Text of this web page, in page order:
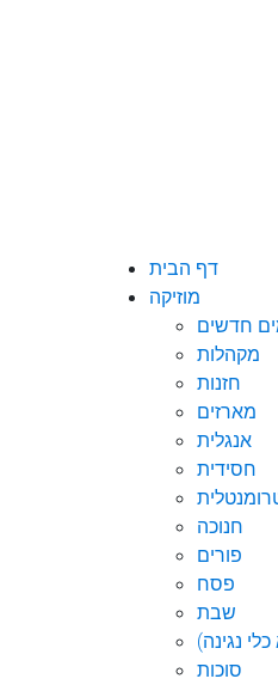
דף הבית
מוזיקה
חדשים
מקהלות
חזנות
מארזים
אנגלית
חסידית
חנוכה
פורים
פסח
שבת
נגינה)
סוכות